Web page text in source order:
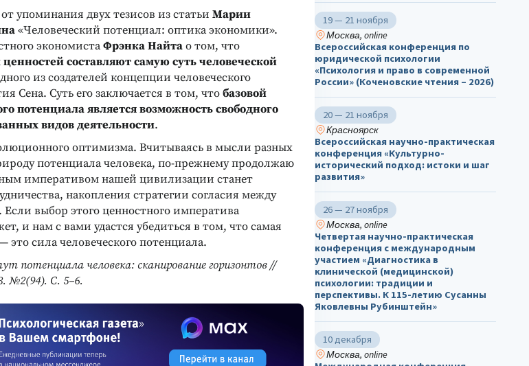
упоминания двух тезисов из статьи Марии
«Человеческий потенциал: оптика экономики».
экономистаФрэнка Найтао том, что
составляют самую суть человеческой
из создателей концепции человеческого
Сена. Суть его заключается в том, чтобазовой
потенциала является возможность свободного
видов деятельности.
оптимизма. Вчитываясь в мысли разных
потенциала человека, по‑прежнему продолжаю
императивом нашей цивилизации станет
накопления стратегии согласия между
выбор этого ценностного императива
и нам с вами удастся убедиться в том, что самая
это сила человеческого потенциала.
потенциала человека: сканирование горизонтов //
№2(94). С. 5–6.
19 — 21 ноября
Москва, online
Всероссийская конференция по
юридической психологии
«Психология и право в современной
России» (Коченовские чтения – 2026)
20 — 21 ноября
Красноярск
Всероссийская научно-практическая
конференция «Культурно-
исторический подход: истоки и шаг
развития»
26 — 27 ноября
Москва, online
Четвертая научно-практическая
конференция с международным
участием «Диагностика в
клинической (медицинской)
психологии: традиции и
перспективы. К 115-летию Сусанны
Яковлевны Рубинштейн»
10 декабря
Москва, online